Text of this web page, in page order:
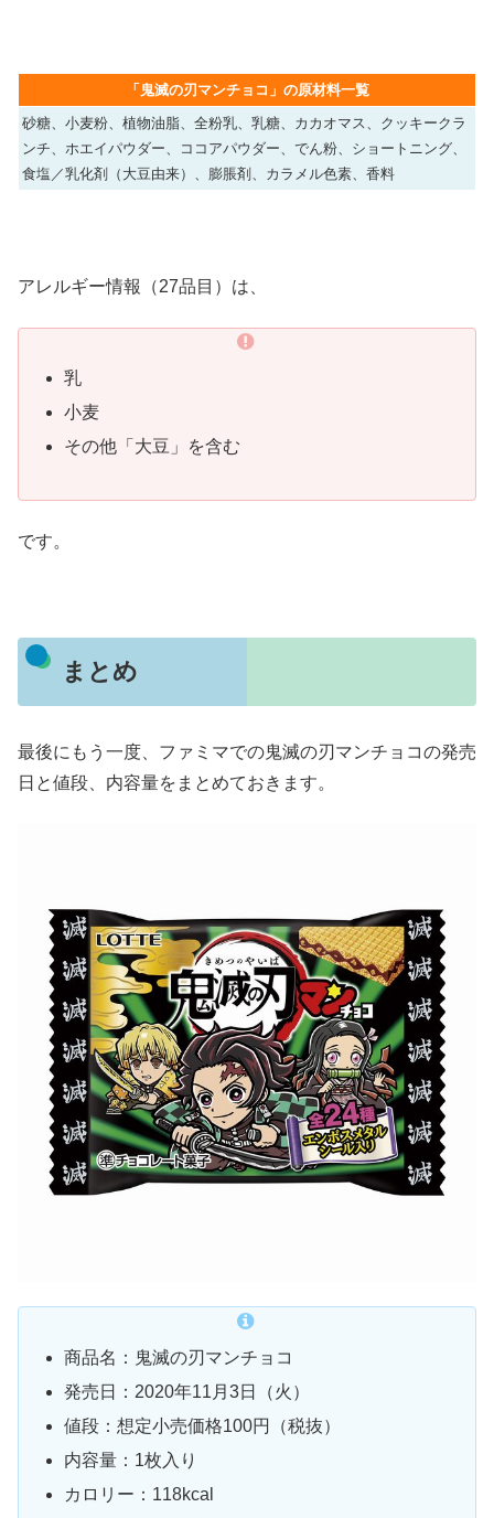
「鬼滅の刃マンチョコ」の原材料一覧
砂糖、小麦粉、植物油脂、全粉乳、乳糖、カカオマス、クッキークラ
ンチ、ホエイパウダー、ココアパウダー、でん粉、ショートニング、
食塩／乳化剤（大豆由来）、膨脹剤、カラメル色素、香料
アレルギー情報（27品目）は、
乳
小麦
その他「大豆」を含む
です。
まとめ
最後にもう一度、ファミマでの鬼滅の刃マンチョコの発売
日と値段、内容量をまとめておきます。
商品名：鬼滅の刃マンチョコ
発売日：2020年11月3日（火）
値段：想定小売価格100円（税抜）
内容量：1枚入り
カロリー：118kcal